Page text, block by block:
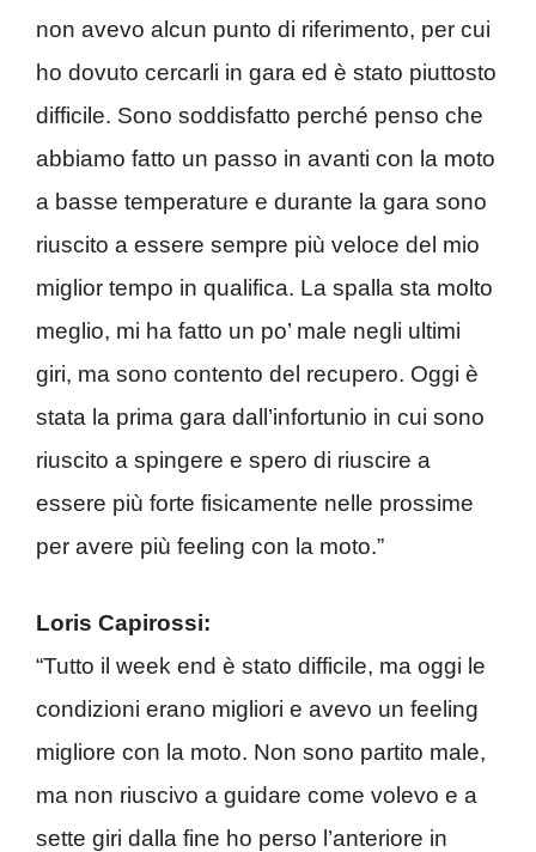
non avevo alcun punto di riferimento, per cui
ho dovuto cercarli in gara ed è stato piuttosto
difficile. Sono soddisfatto perché penso che
abbiamo fatto un passo in avanti con la moto
a basse temperature e durante la gara sono
riuscito a essere sempre più veloce del mio
miglior tempo in qualifica. La spalla sta molto
meglio, mi ha fatto un po’ male negli ultimi
giri, ma sono contento del recupero. Oggi è
stata la prima gara dall’infortunio in cui sono
riuscito a spingere e spero di riuscire a
essere più forte fisicamente nelle prossime
per avere più feeling con la moto.”
Loris Capirossi:
“Tutto il week end è stato difficile, ma oggi le
condizioni erano migliori e avevo un feeling
migliore con la moto. Non sono partito male,
ma non riuscivo a guidare come volevo e a
sette giri dalla fine ho perso l’anteriore in